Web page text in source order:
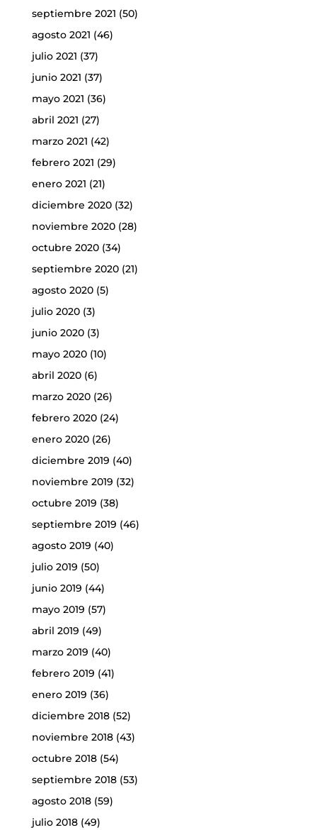
septiembre 2021 (50)
agosto 2021 (46)
julio 2021 (37)
junio 2021 (37)
mayo 2021 (36)
abril 2021 (27)
marzo 2021 (42)
febrero 2021 (29)
enero 2021 (21)
diciembre 2020(32)
noviembre 2020(28)
octubre 2020(34)
septiembre 2020(21)
agosto 2020(5)
julio 2020(3)
junio 2020(3)
mayo 2020(10)
abril 2020(6)
marzo 2020(26)
febrero 2020(24)
enero 2020(26)
diciembre 2019 (40)
noviembre 2019 (32)
octubre 2019 (38)
septiembre 2019 (46)
agosto 2019 (40)
julio 2019 (50)
junio 2019 (44)
mayo 2019 (57)
abril 2019 (49)
marzo 2019 (40)
febrero 2019 (41)
enero 2019 (36)
diciembre 2018(52)
noviembre 2018(43)
octubre 2018(54)
septiembre 2018(53)
agosto 2018(59)
julio 2018(49)